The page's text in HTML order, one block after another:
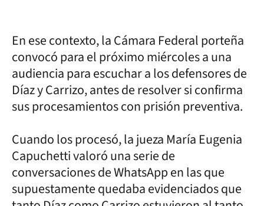
En ese contexto, la Cámara Federal porteña
convocó para el próximo miércoles a una
audiencia para escuchar a los defensores de
Díaz y Carrizo, antes de resolver si confirma
sus procesamientos con prisión preventiva.
Cuando los procesó, la jueza María Eugenia
Capuchetti valoró una serie de
conversaciones de WhatsApp en las que
supuestamente quedaba evidenciados que